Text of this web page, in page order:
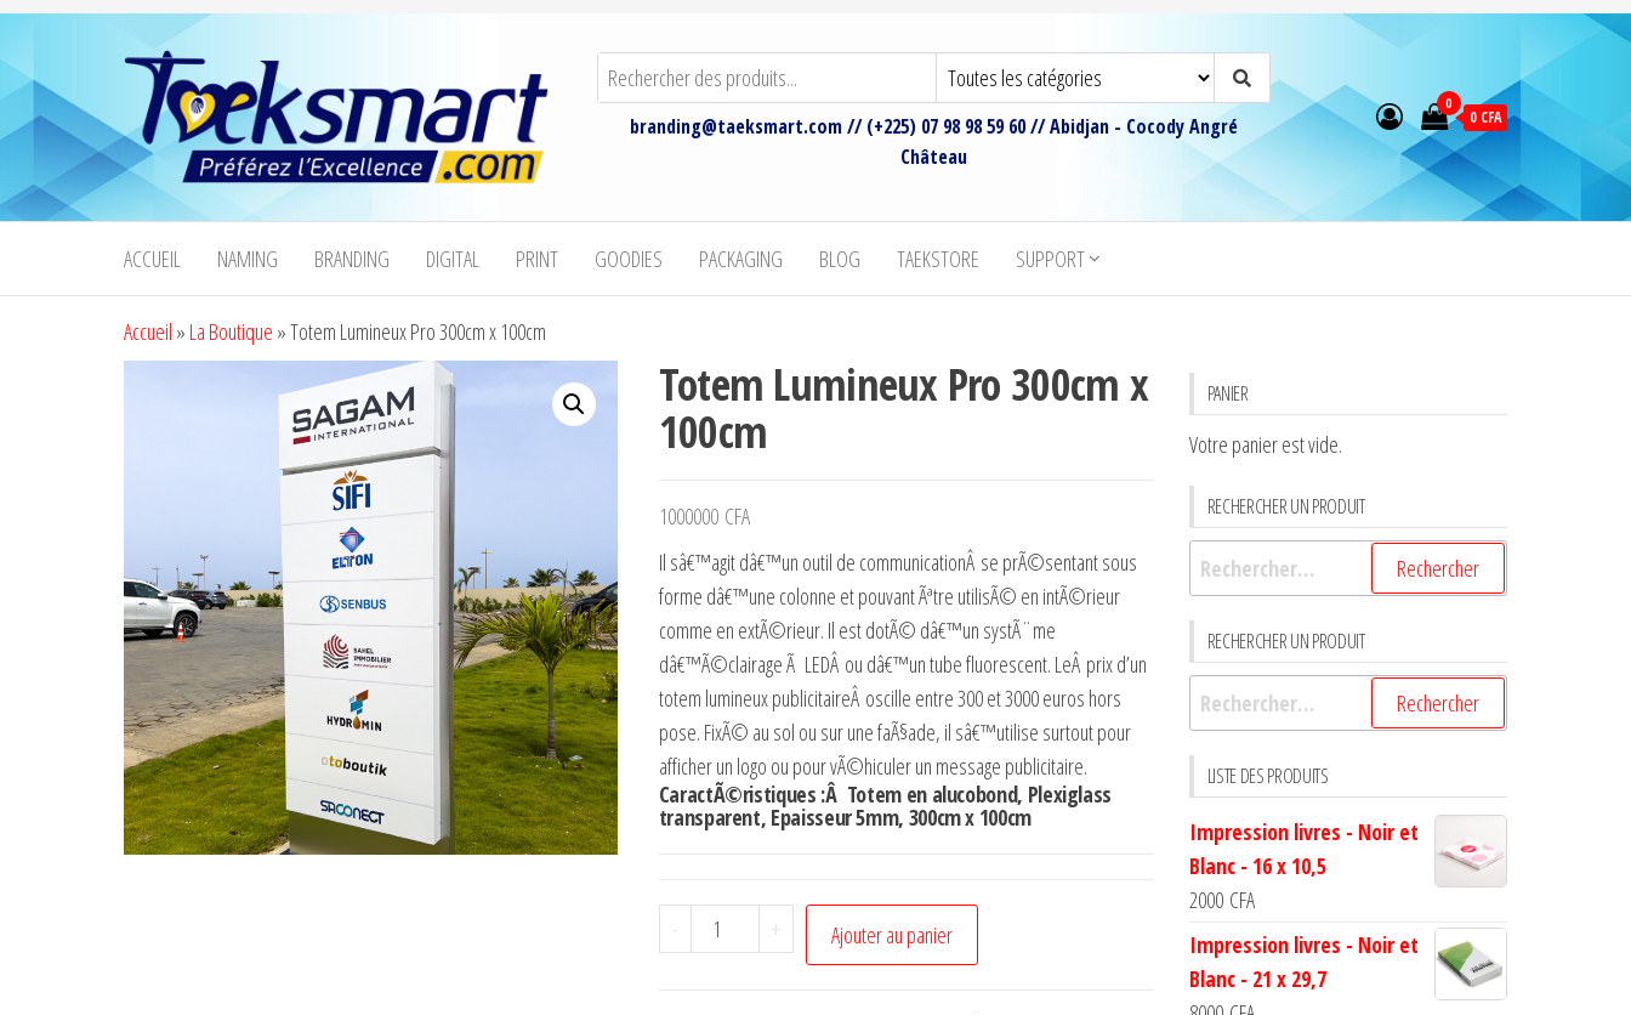
Taeksmart
Group
Bienvenue
sur le site
de
branding@taeksmart.com // (+225) 07 98 98 59 60 // Abidjan - Cocody Angré
Château
0
0 CFA
ACCUEIL NAMING BRANDING DIGITAL PRINT GOODIES PACKAGING BLOG TAEKSTORE SUPPORT
Accueil » La Boutique »Totem Lumineux Pro 300cm x 100cm
Totem Lumineux Pro 300cm x
100cm
1000000 CFA
Il sâ€™agit dâ€™un outil de communicationÂ se prÃ©sentant sous
forme dâ€™une colonne et pouvant Ãªtre utilisÃ© en intÃ©rieur
comme en extÃ©rieur. Il est dotÃ© dâ€™un systÃ¨me
dâ€™Ã©clairage Ã LEDÂ ou dâ€™un tube fluorescent. LeÂ prix d’un
totem lumineux publicitaireÂ oscille entre 300 et 3000 euros hors
pose. FixÃ© au sol ou sur une faÃ§ade, il sâ€™utilise surtout pour
afficher un logo ou pour vÃ©hiculer un message publicitaire.
CaractÃ©ristiques :Â Totem en alucobond, Plexiglass
transparent, Epaisseur 5mm, 300cm x 100cm
- + Ajouter au panier
PANIER
Votre panier est vide.
RECHERCHER UN PRODUIT
RECHERCHER UN PRODUIT
LISTE DES PRODUITS
Impression livres - Noir et
Blanc - 16 x 10,5
2000 CFA
Impression livres - Noir et
Blanc - 21 x 29,7